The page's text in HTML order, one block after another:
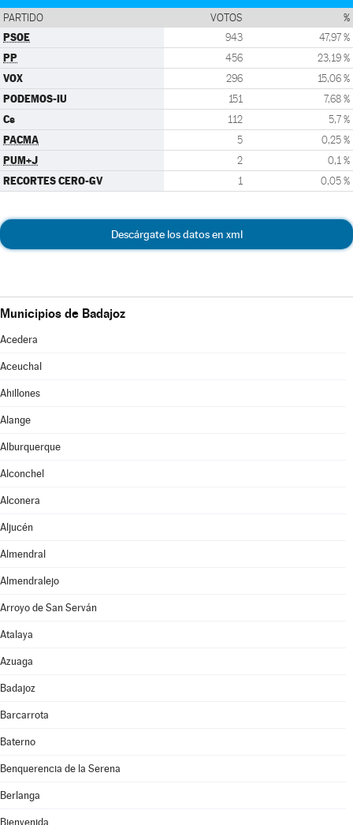
PARTIDO VOTOS %
PSOE 943 47,97 %
PP 456 23,19 %
VOX 296 15,06 %
PODEMOS-IU 151 7,68 %
Cs 112 5,7 %
PACMA 5 0,25 %
PUM+J 2 0,1 %
RECORTES CERO-GV 1 0,05 %
Descárgate los datos en xml
Municipios de Badajoz
Acedera
Aceuchal
Ahillones
Alange
Alburquerque
Alconchel
Alconera
Aljucén
Almendral
Almendralejo
Arroyo de San Serván
Atalaya
Azuaga
Badajoz
Barcarrota
Baterno
Benquerencia de la Serena
Berlanga
Bienvenida